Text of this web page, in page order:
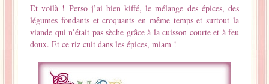
Et voilà ! Perso j’ai bien kiffé, le mélange des épices, des
légumes fondants et croquants en même temps et surtout la
viande qui n’était pas sèche grâce à la cuisson courte et à feu
doux. Et ce riz cuit dans les épices, miam !